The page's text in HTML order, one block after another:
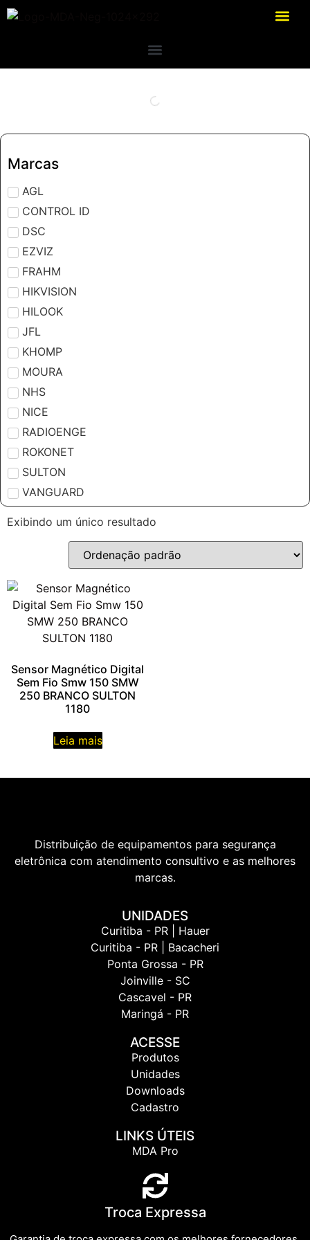
Marcas
AGL
CONTROL ID
DSC
EZVIZ
FRAHM
HIKVISION
HILOOK
JFL
KHOMP
MOURA
NHS
NICE
RADIOENGE
ROKONET
SULTON
VANGUARD
Exibindo um único resultado
Sensor Magnético Digital
Sem Fio Smw 150 SMW
250 BRANCO SULTON
1180
Leia mais
Distribuição de equipamentos para segurança
eletrônica com atendimento consultivo e as melhores
marcas.
UNIDADES
Curitiba - PR | Hauer
Curitiba - PR | Bacacheri
Ponta Grossa - PR
Joinville - SC
Cascavel - PR
Maringá - PR
ACESSE
Produtos
Unidades
Downloads
Cadastro
LINKS ÚTEIS
MDA Pro
Troca Expressa